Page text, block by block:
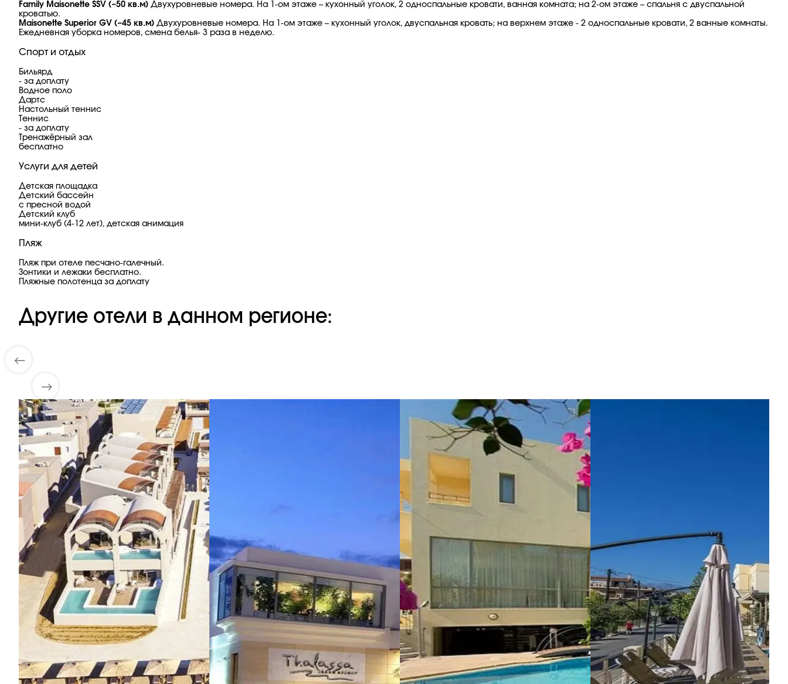
Family Maisonette SSV (~50 кв.м) Двухуровневые номера. На 1-ом этаже – кухонный уголок, 2 односпальные кровати, ванная комната; на 2-ом этаже – спальня с двуспальной
кроватью.
Maisonette Superior GV (~45 кв.м) Двухуровневые номера. На 1-ом этаже – кухонный уголок, двуспальная кровать; на верхнем этаже - 2 односпальные кровати, 2 ванные комнаты.
Ежедневная уборка номеров, смена белья- 3 раза в неделю.
Спорт и отдых
Бильярд
- за доплату
Водное поло
Дартс
Настольный теннис
Теннис
- за доплату
Тренажёрный зал
бесплатно
Услуги для детей
Детская площадка
Детский бассейн
с пресной водой
Детский клуб
мини-клуб (4-12 лет), детская анимация
Пляж
Пляж при отеле песчано-галечный.
Зонтики и лежаки бесплатно.
Пляжные полотенца за доплату
Другие отели в данном регионе: